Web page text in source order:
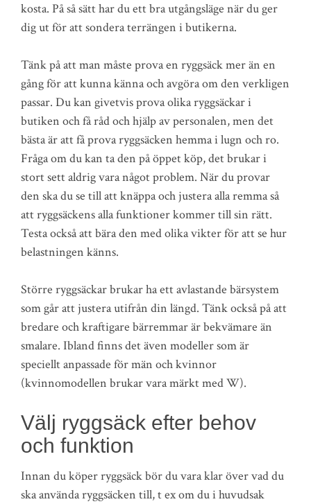
kosta. På så sätt har du ett bra utgångsläge när du ger
dig ut för att sondera terrängen i butikerna.
Tänk på att man måste prova en ryggsäck mer än en
gång för att kunna känna och avgöra om den verkligen
passar. Du kan givetvis prova olika ryggsäckar i
butiken och få råd och hjälp av personalen, men det
bästa är att få prova ryggsäcken hemma i lugn och ro.
Fråga om du kan ta den på öppet köp, det brukar i
stort sett aldrig vara något problem. När du provar
den ska du se till att knäppa och justera alla remma så
att ryggsäckens alla funktioner kommer till sin rätt.
Testa också att bära den med olika vikter för att se hur
belastningen känns.
Större ryggsäckar brukar ha ett avlastande bärsystem
som går att justera utifrån din längd. Tänk också på att
bredare och kraftigare bärremmar är bekvämare än
smalare. Ibland finns det även modeller som är
speciellt anpassade för män och kvinnor
(kvinnomodellen brukar vara märkt med W).
Välj ryggsäck efter behov
och funktion
Innan du köper ryggsäck bör du vara klar över vad du
ska använda ryggsäcken till, t ex om du i huvudsak